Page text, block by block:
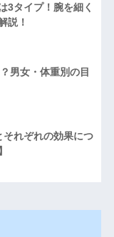
3タイプ！腕を細く
説！
男女・体重別の目
れぞれの効果につ